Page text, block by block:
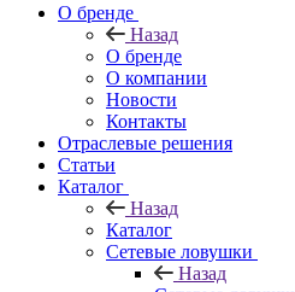
О бренде
Назад
О бренде
О компании
Новости
Контакты
Отраслевые решения
Статьи
Каталог
Назад
Каталог
Сетевые ловушки
Назад